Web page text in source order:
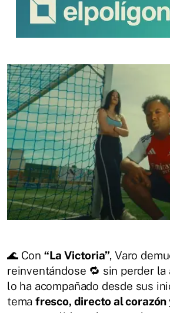
🌊 Con “La Victoria”, Varo
reinventándose 🔁 sin perder
lo ha acompañado desde sus
temafresco, directo al corazón